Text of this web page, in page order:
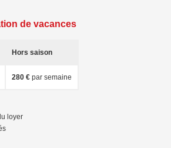
de vacances
Hors saison
280 € par semaine
loyer